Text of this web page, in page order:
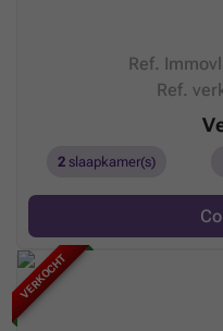
Ref.
Ref.
2slaapkamer(s)
VERKOCHT